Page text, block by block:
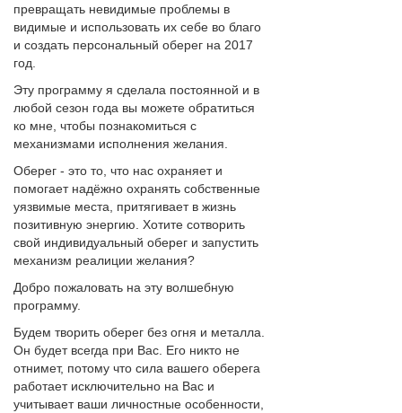
превращать невидимые проблемы в
видимые и использовать их себе во благо
и создать персональный оберег на 2017
год.
Эту программу я сделала постоянной и в
любой сезон года вы можете обратиться
ко мне, чтобы познакомиться с
механизмами исполнения желания.
Оберег - это то, что нас охраняет и
помогает надёжно охранять собственные
уязвимые места, притягивает в жизнь
позитивную энергию. Хотите сотворить
свой индивидуальный оберег и запустить
механизм реалиции желания?
Добро пожаловать на эту волшебную
программу.
Будем творить оберег без огня и металла.
Он будет всегда при Вас. Его никто не
отнимет, потому что сила вашего оберега
работает исключительно на Вас и
учитывает ваши личностные особенности,